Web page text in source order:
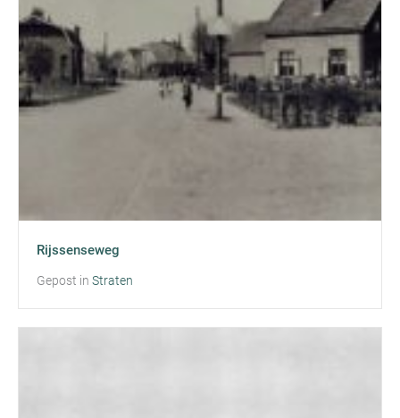
Rijssenseweg
Gepost in Straten